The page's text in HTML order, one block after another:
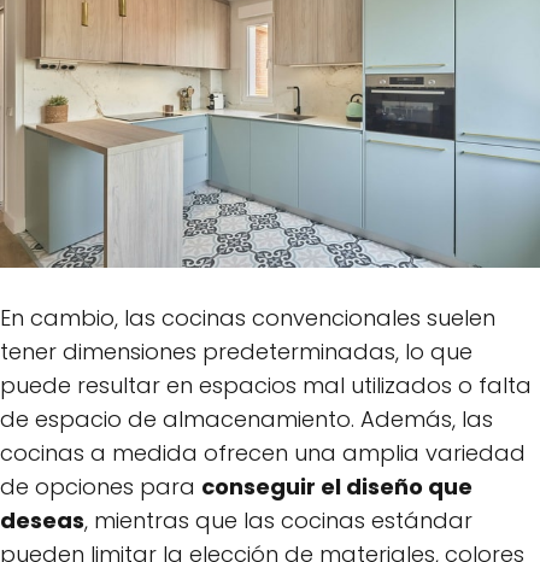
En cambio, las cocinas convencionales suelen
tener dimensiones predeterminadas, lo que
puede resultar en espacios mal utilizados o falta
de espacio de almacenamiento. Además, las
cocinas a medida ofrecen una amplia variedad
de opciones para conseguir el diseño que
deseas, mientras que las cocinas estándar
pueden limitar la elección de materiales, colores